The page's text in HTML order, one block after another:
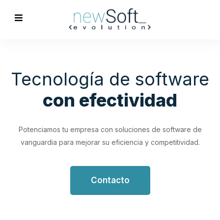
Optimización de
Procesos
trabajo.